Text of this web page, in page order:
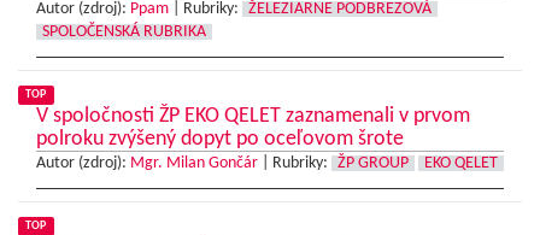
Autor (zdroj): Ppam Rubriky:
ŽELEZIARNE PODBREZOVÁ
SPOLOČENSKÁ RUBRIKA
TOP
V spoločnosti ŽP EKO QELET zaznamenali v prvom
polroku zvýšený dopyt po oceľovom šrote
Autor (zdroj): Mgr. Milan Gončár Rubriky: ŽP GROUP EKO QELET
TOP